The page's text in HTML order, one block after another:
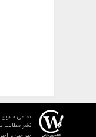
تمامی حقوق
نشر مطالب